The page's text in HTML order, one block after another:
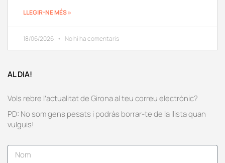
LLEGIR-NE MÉS »
18/06/2026 No hi ha comentaris
AL DIA!
Vols rebre l’actualitat de Girona al teu correu electrònic?
PD: No som gens pesats i podràs borrar-te de la llista quan
vulguis!